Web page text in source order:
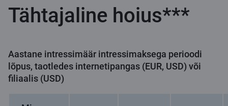
Tähtajaline hoius***
Aastane intressimäär intressimaksega perioodi
lõpus, taotledes internetipangas (EUR, USD) või
filiaalis (USD)